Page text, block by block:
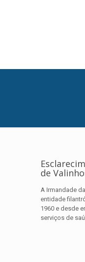
de
A Irmandade
entidade
1960 e desde
serviços de